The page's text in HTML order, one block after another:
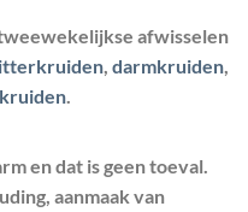
afwisselen
darmkruiden
en dat is geen toeval.
aanmaak van